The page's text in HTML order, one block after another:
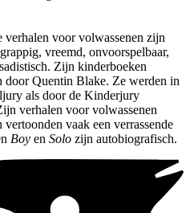
voor volwassenen zijn
vreemd, onvoorspelbaar,
Zijn kinderboeken
door Quentin Blake. Ze werden in
als door de Kinderjury
verhalen voor volwassenen
vaak een verrassende
Boy en Solo zijn autobiografisch.